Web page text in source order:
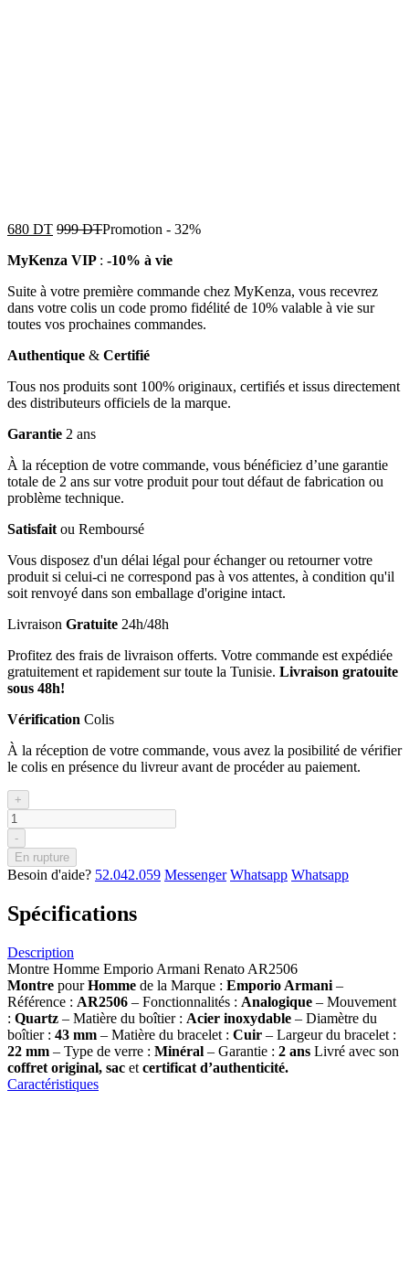
680 DT 999DTPromotion - 32%
MyKenza VIP : -10% à vie
Suite à votre première commande chez MyKenza, vous recevrez
dans votre colis un code promo fidélité de 10% valable à vie sur
toutes vos prochaines commandes.
Authentique & Certifié
Tous nos produits sont 100% originaux, certifiés et issus directement
des distributeurs officiels de la marque.
Garantie 2 ans
À la réception de votre commande, vous bénéficiez d’une garantie
totale de 2 ans sur votre produit pour tout défaut de fabrication ou
problème technique.
Satisfait ou Remboursé
Vous disposez d'un délai légal pour échanger ou retourner votre
produit si celui-ci ne correspond pas à vos attentes, à condition qu'il
soit renvoyé dans son emballage d'origine intact.
Livraison Gratuite 24h/48h
Profitez des frais de livraison offerts. Votre commande est expédiée
gratuitement et rapidement sur toute la Tunisie. Livraison gratouite
sous 48h!
Vérification Colis
À la réception de votre commande, vous avez la posibilité de vérifier
le colis en présence du livreur avant de procéder au paiement.
+
-
En rupture
Besoin d'aide? 52.042.059 Messenger Whatsapp Whatsapp
Spécifications
Description
Montre Homme Emporio Armani Renato AR2506
Montre pourHomme de la Marque : Emporio Armani –
Référence : AR2506 – Fonctionnalités : Analogique – Mouvement
: Quartz – Matière du boîtier : Acier inoxydable – Diamètre du
boîtier : 43 mm – Matière du bracelet : Cuir – Largeur du bracelet :
22 mm – Type de verre : Minéral – Garantie : 2 ans Livré avec son
coffret original, sac et certificat d’authenticité.
Caractéristiques